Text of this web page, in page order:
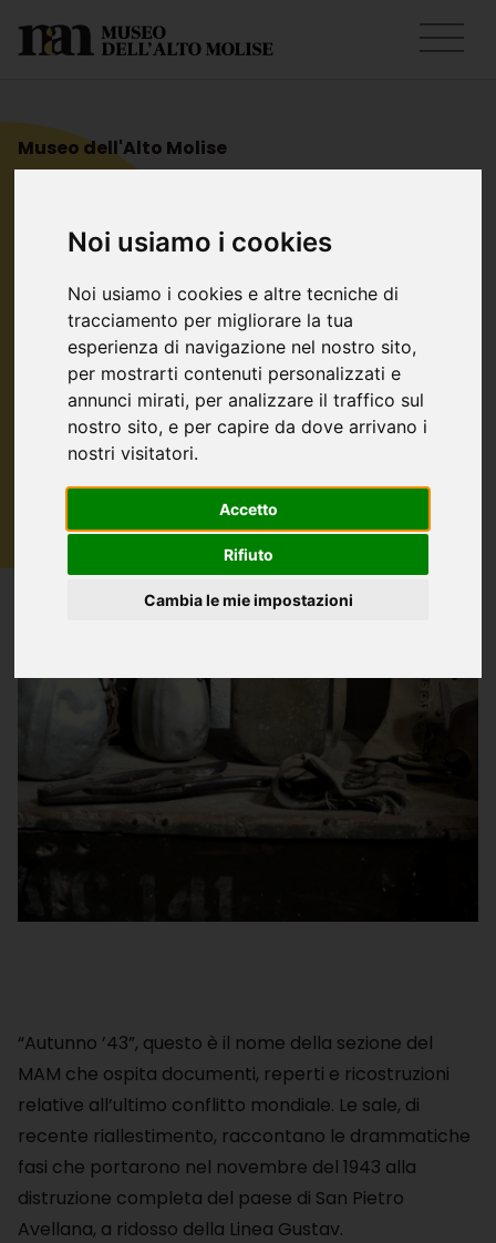
Noi usiamo i cookies
Noi usiamo i cookies e altre tecniche di
tracciamento per migliorare la tua
esperienza di navigazione nel nostro sito,
per mostrarti contenuti personalizzati e
annunci mirati, per analizzare il traffico sul
nostro sito, e per capire da dove arrivano i
nostri visitatori.
Accetto
Rifiuto
Cambia le mie impostazioni
Museo dell'Alto Molise
Una sezione multimediale dedicata alla
memoria storica del Secondo Conflitto
Mondiale
PRENOTA UNA VISITA
“Autunno ’43”, questo è il nome della sezione del
MAM che ospita documenti, reperti e ricostruzioni
relative all’ultimo conflitto mondiale. Le sale, di
recente riallestimento, raccontano le drammatiche
fasi che portarono nel novembre del 1943 alla
distruzione completa del paese di San Pietro
Avellana, a ridosso della Linea Gustav.